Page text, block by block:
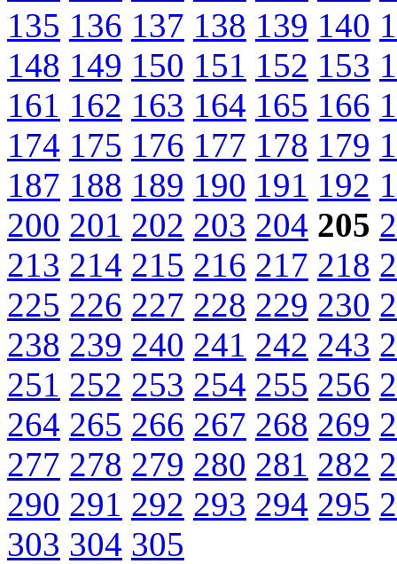
135 136 137 138 139 140
148 149 150 151 152 153
161 162 163 164 165 166
174 175 176 177 178 179
187 188 189 190 191 192
200 201 202 203 204 205
213 214 215 216 217 218
225 226 227 228 229 230
238 239 240 241 242 243
251 252 253 254 255 256
264 265 266 267 268 269
277 278 279 280 281 282
290 291 292 293 294 295
303 304 305